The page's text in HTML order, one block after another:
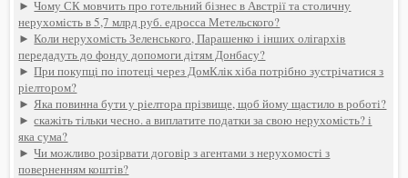
►Чому СК мовчить про готельний бізнес в Австрії та столичну
нерухомість в 5,7 млрд руб. едросса Метельского?
►Коли нерухомість Зеленського, Парашенко і інших олігархів
передадуть до фонду допомоги дітям Донбасу?
►При покупці по іпотеці через ДомКлік хіба потрібно зустрічатися з
ріелтором?
►Яка повинна бути у ріелтора прізвище, щоб йому щастило в роботі?
►скажіть тільки чесно. а виплатите податки за свою нерухомість? і
яка сума?
►Чи можливо розірвати договір з агентами з нерухомості з
поверненням коштів?